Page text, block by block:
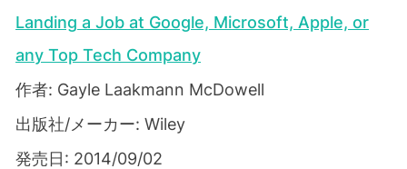
Landing a Job at Google, Microsoft, Apple, or
any Top Tech Company
作者: Gayle Laakmann McDowell
出版社/メーカー: Wiley
発売日: 2014/09/02